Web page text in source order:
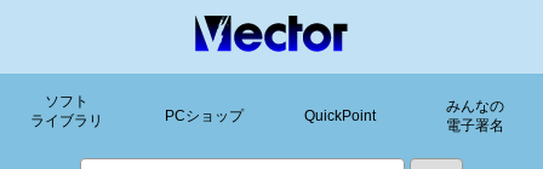
ソフト
ライブラリ
PCショップ QuickPoint
みんなの
電子署名